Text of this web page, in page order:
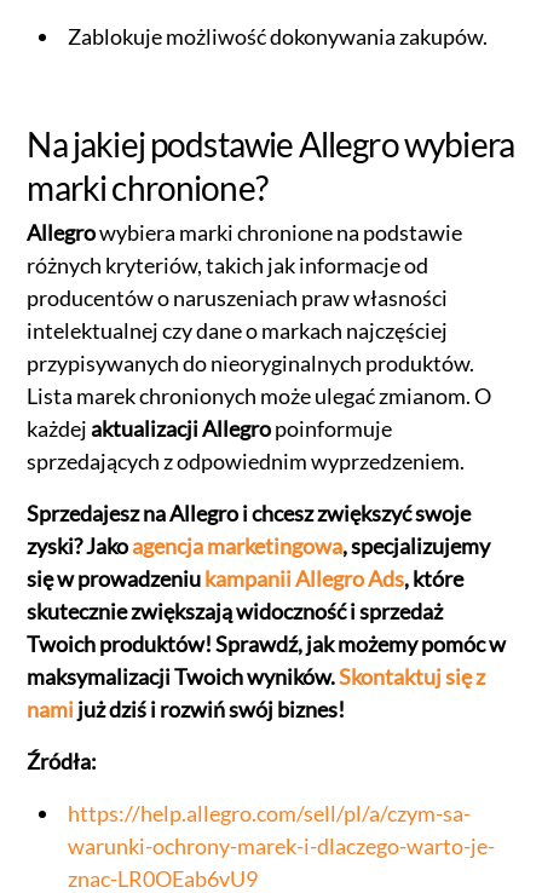
Zablokuje możliwość dokonywania zakupów.
Na jakiej podstawie Allegro wybiera
marki chronione?
Allegrowybiera marki chronione na podstawie
różnych kryteriów, takich jak informacje od
producentów o naruszeniach praw własności
intelektualnej czy dane o markach najczęściej
przypisywanych do nieoryginalnych produktów.
Lista marek chronionych może ulegać zmianom. O
każdejaktualizacji Allegropoinformuje
sprzedających z odpowiednim wyprzedzeniem.
Sprzedajesz na Allegro i chcesz zwiększyć swoje
zyski? Jakoagencja marketingowa, specjalizujemy
się w prowadzeniukampanii Allegro Ads, które
skutecznie zwiększają widoczność i sprzedaż
Twoich produktów! Sprawdź, jak możemy pomóc w
maksymalizacji Twoich wyników.Skontaktuj się z
namijuż dziś i rozwiń swój biznes!
Źródła:
https://help.allegro.com/sell/pl/a/czym-sa-
warunki-ochrony-marek-i-dlaczego-warto-je-
znac-LR0OEab6vU9